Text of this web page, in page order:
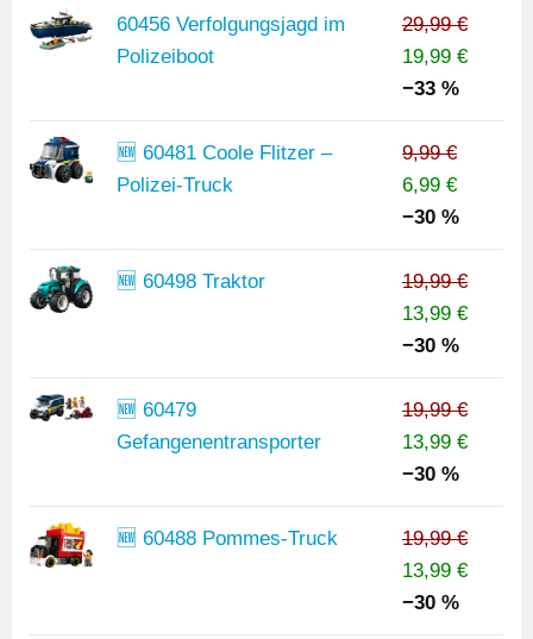
60456 Verfolgungsjagd im
Polizeiboot
29,99 €
19,99 €
−33 %
🆕 60481 Coole Flitzer –
Polizei-Truck
9,99 €
6,99 €
−30 %
🆕 60498 Traktor
19,99 €
13,99 €
−30 %
🆕 60479
Gefangenentransporter
19,99 €
13,99 €
−30 %
🆕 60488 Pommes-Truck
19,99 €
13,99 €
−30 %